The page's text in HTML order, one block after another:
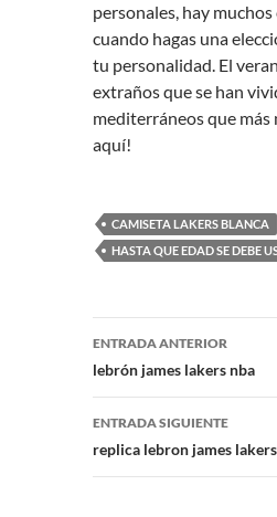
personales, hay
cuando hagas una
tu personalidad. El
extraños que se han
mediterráneos que más
aquí!
CAMISETA LAKERS BLANCA
HASTA QUE EDAD SE DEBE
Navegación
de
entradas
ENTRADA ANTERIOR
lebrón james lakers nba
ENTRADA SIGUIENTE
replica lebron james